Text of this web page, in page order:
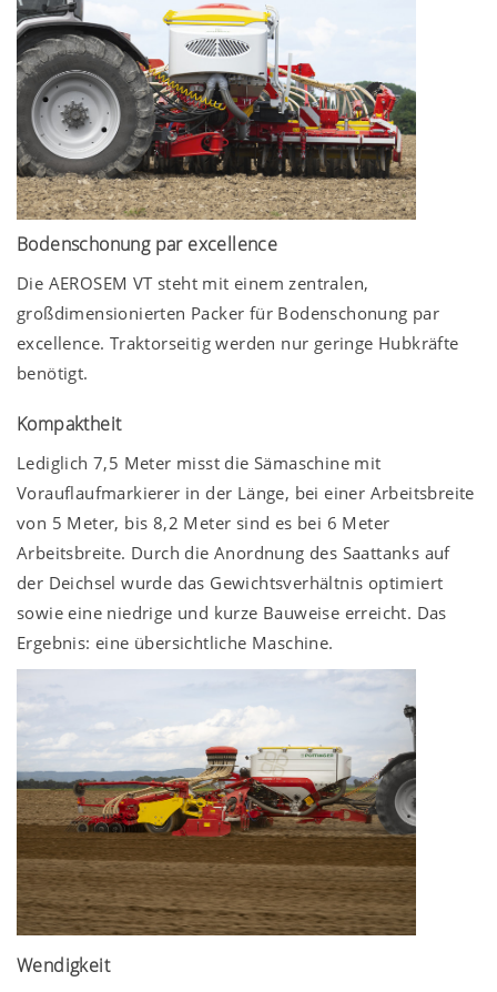
Bodenschonung par excellence
Die AEROSEM VT steht mit einem zentralen,
großdimensionierten Packer für Bodenschonung par
excellence. Traktorseitig werden nur geringe Hubkräfte
benötigt.
Kompaktheit
Lediglich 7,5 Meter misst die Sämaschine mit
Vorauflaufmarkierer in der Länge, bei einer Arbeitsbreite
von 5 Meter, bis 8,2 Meter sind es bei 6 Meter
Arbeitsbreite. Durch die Anordnung des Saattanks auf
der Deichsel wurde das Gewichtsverhältnis optimiert
sowie eine niedrige und kurze Bauweise erreicht. Das
Ergebnis: eine übersichtliche Maschine.
Wendigkeit